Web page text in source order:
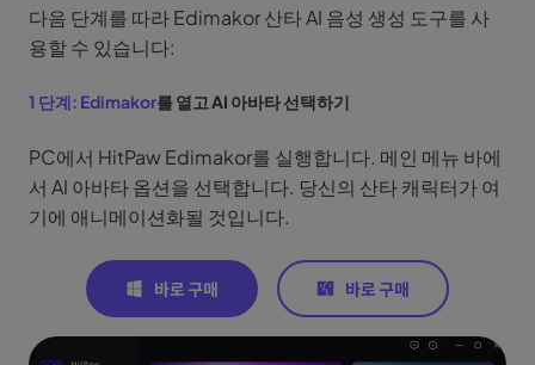
다음 단계를 따라 Edimakor 산타 AI 음성 생성 도구를 사
용할 수 있습니다:
1 단계: Edimakor를 열고 AI 아바타 선택하기
PC에서 HitPaw Edimakor를 실행합니다. 메인 메뉴 바에
서 AI 아바타 옵션을 선택합니다. 당신의 산타 캐릭터가 여
기에 애니메이션화될 것입니다.